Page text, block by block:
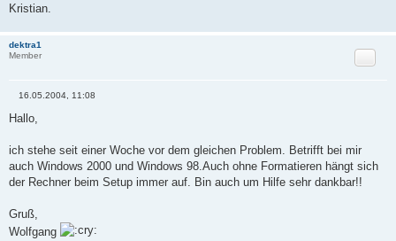
Kristian.
dektra1
Member
Zitat
e
i
r
a
g
16.05.2004, 11:08
Hallo,
ich stehe seit einer Woche vor dem gleichen Problem. Betrifft bei mir
auch Windows 2000 und Windows 98.Auch ohne Formatieren hängt sich
der Rechner beim Setup immer auf. Bin auch um Hilfe sehr dankbar!!
Gruß,
Wolfgang